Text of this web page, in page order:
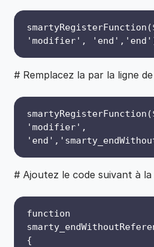
'modifier',
# Remplacez la par la ligne
'modifier',
# Ajoutez le code suivant à
function
{